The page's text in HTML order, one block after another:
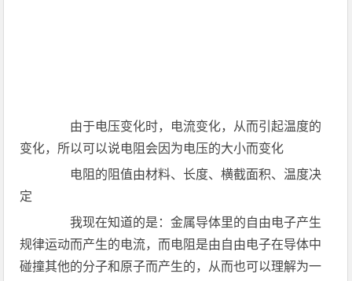
由于电压变化时，电流变化，从而引起温度的
变化，所以可以说电阻会因为电压的大小而变化
电阻的阻值由材料、长度、横截面积、温度决
定
我现在知道的是：金属导体里的自由电子产生
规律运动而产生的电流，而电阻是由自由电子在导体中
碰撞其他的分子和原子而产生的，从而也可以理解为一